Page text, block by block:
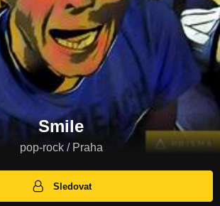
Smile
pop-rock / Praha
Sledovat